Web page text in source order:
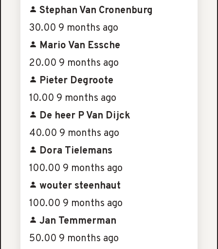
Stephan Van Cronenburg
30.00 9 months ago
Mario Van Essche
20.00 9 months ago
Pieter Degroote
10.00 9 months ago
De heer P Van Dijck
40.00 9 months ago
Dora Tielemans
100.00 9 months ago
wouter steenhaut
100.00 9 months ago
Jan Temmerman
50.00 9 months ago